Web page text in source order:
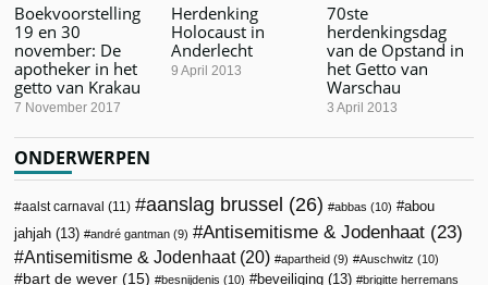
Boekvoorstelling
19 en 30
november: De
apotheker in het
getto van Krakau
7 November 2017
Herdenking
Holocaust in
Anderlecht
9 April 2013
70ste
herdenkingsdag
van de Opstand in
het Getto van
Warschau
3 April 2013
ONDERWERPEN
aalst carnaval (11) aanslag brussel (26) abbas (10)
abou
jahjah (13) andré gantman (9) Antisemitisme & Jodenhaat (23)
Antisemitisme & Jodenhaat(20) apartheid (9) Auschwitz (10)
bart de wever (15) besnijdenis (10) beveiliging (13)
brigitte herremans